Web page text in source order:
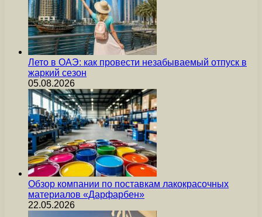
Лето в ОАЭ: как провести незабываемый отпуск в
жаркий сезон
05.08.2026
Обзор компании по поставкам лакокрасочных
материалов «Дарфарбен»
22.05.2026